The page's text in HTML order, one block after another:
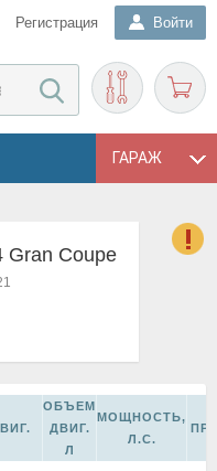
Регистрация Войти
ГАРАЖ
Gran Coupe
ОБЪЕМ
ДВИГ.
Л
МОЩНОСТЬ,
Л.С.